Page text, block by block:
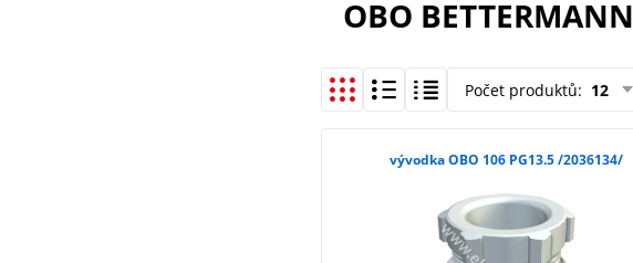
OBO BETTERMANN
Počet produktů: 12
vývodka OBO 106 PG13.5 /2036134/